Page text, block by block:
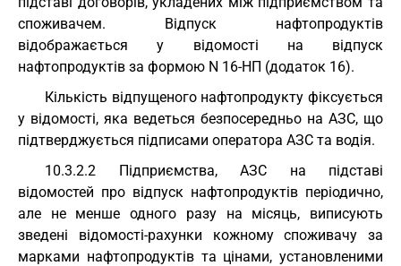
споживачем. Відпуск нафтопродуктів
відображається у відомості на відпуск
нафтопродуктів за формою N 16-НП (додаток 16).
Кількість відпущеного нафтопродукту фіксується
у відомості, яка ведеться безпосередньо на АЗС, що
підтверджується підписами оператора АЗС та водія.
10.3.2.2 Підприємства, АЗС на підставі
відомостей про відпуск нафтопродуктів періодично,
але не менше одного разу на місяць, виписують
зведені відомості-рахунки кожному споживачу за
марками нафтопродуктів та цінами, установленими